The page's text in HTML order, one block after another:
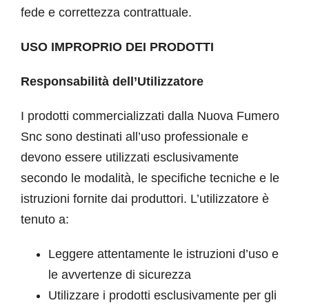
fede e correttezza contrattuale.
USO IMPROPRIO DEI PRODOTTI
Responsabilità dell’Utilizzatore
I prodotti commercializzati dalla Nuova Fumero
Snc sono destinati all’uso professionale e
devono essere utilizzati esclusivamente
secondo le modalità, le specifiche tecniche e le
istruzioni fornite dai produttori. L’utilizzatore è
tenuto a:
Leggere attentamente le istruzioni d’uso e
le avvertenze di sicurezza
Utilizzare i prodotti esclusivamente per gli